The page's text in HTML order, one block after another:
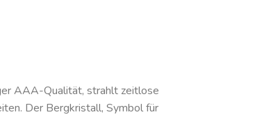
AAA-Qualität, strahlt zeitlose
Der Bergkristall, Symbol für